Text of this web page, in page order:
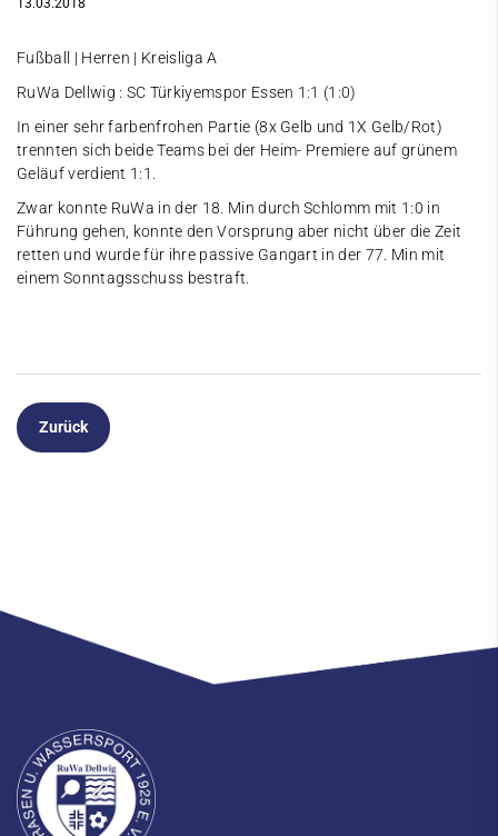
Fußball | Herren | Kreisliga A
RuWa Dellwig : SC Türkiyemspor Essen 1:1 (1:0)
In einer sehr farbenfrohen Partie (8x Gelb und 1X Gelb/Rot)
trennten sich beide Teams bei der Heim- Premiere auf grünem
Geläuf verdient 1:1.
Zwar konnte RuWa in der 18. Min durch Schlomm mit 1:0 in
Führung gehen, konnte den Vorsprung aber nicht über die Zeit
retten und wurde für ihre passive Gangart in der 77. Min mit
einem Sonntagsschuss bestraft.
Zurück